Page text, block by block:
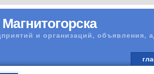
и организаций, объявления,